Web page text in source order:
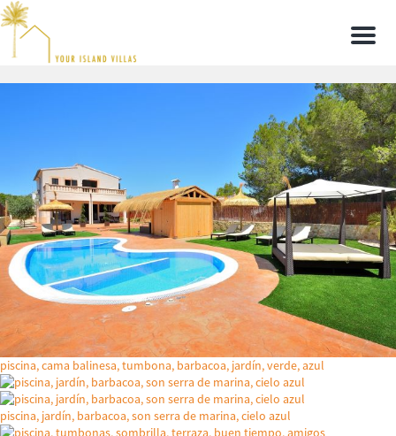
Menu
piscina, cama balinesa, tumbona, barbacoa, jardín, verde, azul
piscina, jardín, barbacoa, son serra de marina, cielo azul